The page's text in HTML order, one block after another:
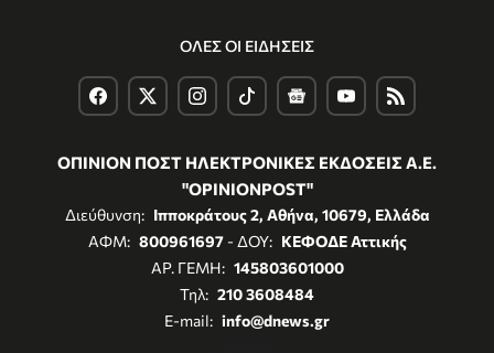
ΟΛΕΣ ΟΙ ΕΙΔΗΣΕΙΣ
ΟΠΙΝΙΟΝ ΠΟΣΤ ΗΛΕΚΤΡΟΝΙΚΕΣ ΕΚΔΟΣΕΙΣ Α.Ε.
"OPINIONPOST"
Διεύθυνση: Ιπποκράτους 2, Αθήνα, 10679, Ελλάδα
ΑΦΜ: 800961697- ΔΟΥ: ΚΕΦΟΔΕ Αττικής
ΑΡ. ΓΕΜΗ: 145803601000
Τηλ: 210 3608484
E-mail: info@dnews.gr